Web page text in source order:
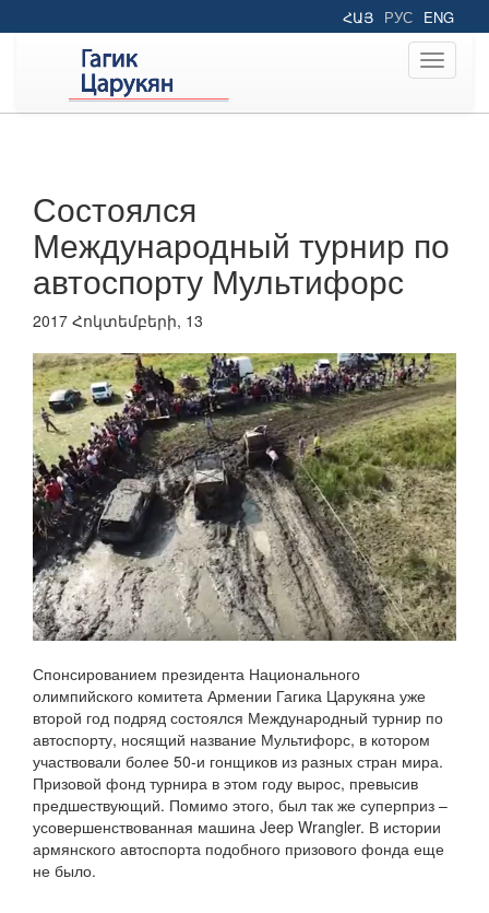
ՀԱՅ РУС ENG
Toggle
Состоялся
Международный турнир по
автоспорту Мультифорс
2017 Հոկտեմբերի, 13
Спонсированием президента Национального
олимпийского комитета Армении Гагика Царукяна уже
второй год подряд состоялся Международный турнир по
автоспорту, носящий название Мультифорс, в котором
участвовали более 50-и гонщиков из разных стран мира.
Призовой фонд турнира в этом году вырос, превысив
предшествующий. Помимо этого, был так же суперприз –
усовершенствованная машина Jeep Wrangler. В истории
армянского автоспорта подобного призового фонда еще
не было.